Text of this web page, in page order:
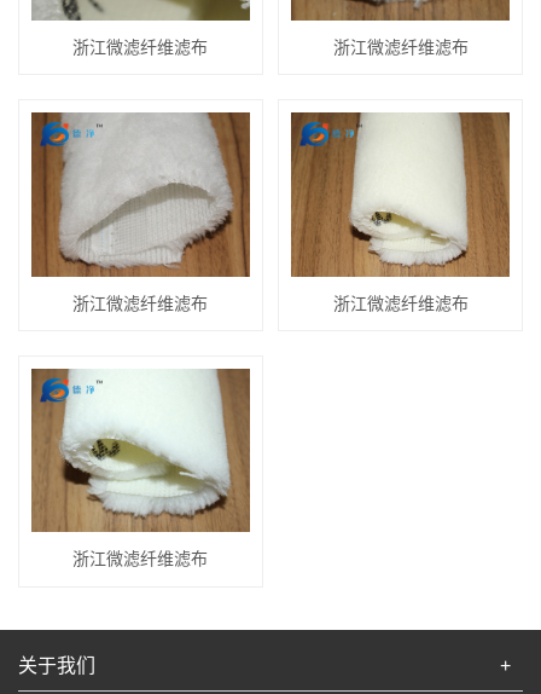
浙江微滤纤维滤布 浙江微滤纤维滤布
浙江微滤纤维滤布 浙江微滤纤维滤布
浙江微滤纤维滤布
关于我们 +